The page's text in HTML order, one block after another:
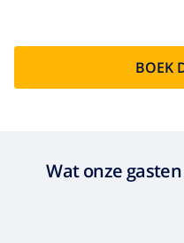
Extra
BOEK
Wat onze